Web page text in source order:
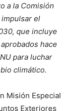
a la Comisión
impulsar el
que incluye
hace
para luchar
climático.
Misión Especial
Exteriores